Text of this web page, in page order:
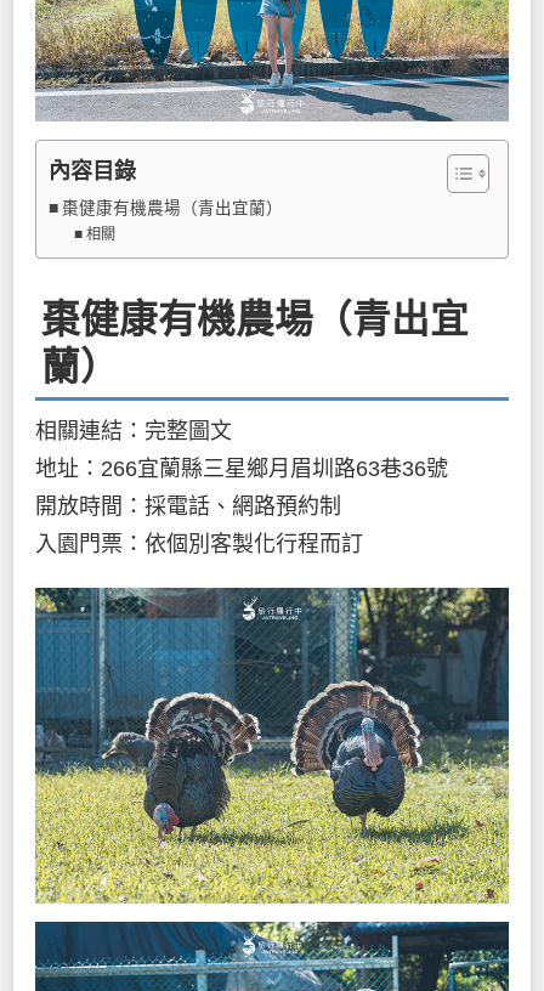
內容目錄
棗健康有機農場（青出宜蘭）
相關
棗健康有機農場（青出宜
蘭）
相關連結：完整圖文
地址：266宜蘭縣三星鄉月眉圳路63巷36號
開放時間：採電話、網路預約制
入園門票：依個別客製化行程而訂